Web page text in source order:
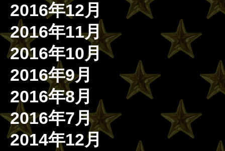
2016年12月
2016年11月
2016年10月
2016年9月
2016年8月
2016年7月
2014年12月